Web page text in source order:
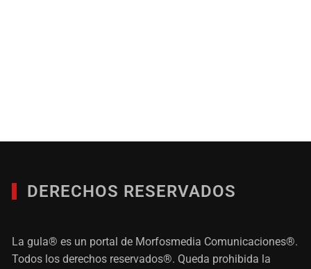
DERECHOS RESERVADOS
La gula® es un portal de Morfosmedia Comunicaciones®.
Todos los derechos reservados®. Queda prohibida la